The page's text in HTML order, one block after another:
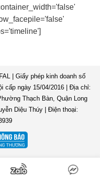
| Giấy phép kinh doanh số
cấp ngày 15/04/2016 | Địa chỉ:
Thạch Bàn, Quận Long
Diệu Thúy | Điện thoại: